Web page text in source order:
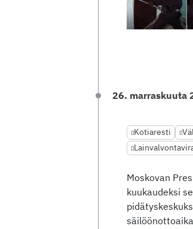
26. marraskuuta
Kotiaresti
Moskovan
kuukaudeksi